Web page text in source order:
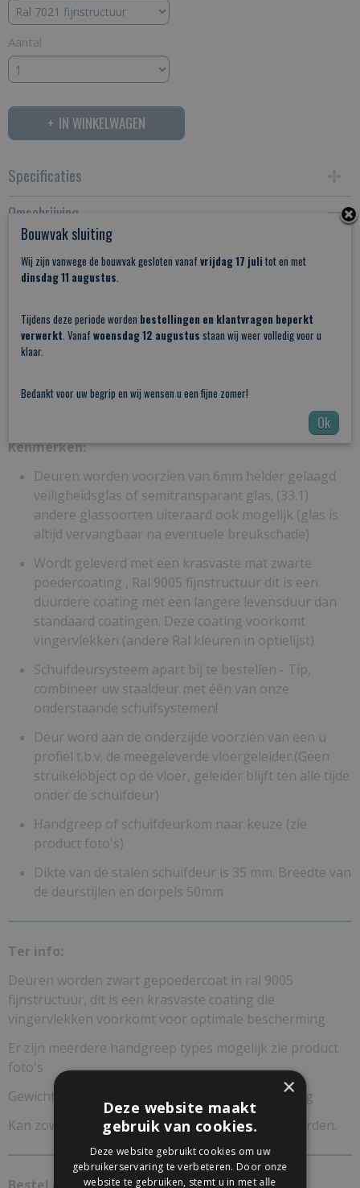
Aantal
IN WINKELWAGEN
Specificaties
Productcode
SSVNR9
Bruto gewicht
60,00 Kg
Omschrijving
Stalen Schuifdeur Vintage Nr9
Dezestalen schuifdeurheeft een uniek en tijdloos
Het gemak van een schuifdeur gecombineerd met de
trend van staal dat al decennia lang terugkomt in zowel
woon als werk ruimten
Kenmerken:
Deuren worden voorzien van 6mm helder gelaagd
veiligheidsglas of semitransparant glas. (33.1)
andere glassoorten uiteraard ook mogelijk (glas is
altijd vervangbaar na eventuele breukschade)
Wordt geleverd met een krasvaste mat zwarte
poedercoating , Ral 9005 fijnstructuur dit is een
duurdere coating met een langere levensduur dan
standaard coatingen. Deze coating voorkomt
vingervlekken (andere Ral kleuren in optielijst)
Schuifdeursysteem apart bij te bestellen - Tip,
combineer uw staaldeur met één van onze
onderstaande schuifsystemen!
Deur word aan de onderzijde voorzien van een u
profiel t.b.v. de meegeleverde vloergeleider.(Geen
struikelobject op de vloer, geleider blijft ten alle tijde
onder de schuifdeur)
Handgreep of schuifdeurkom naar keuze (zie
product foto's)
Dikte van de stalen schuifdeur is 35 mm. Breedte van
de deurstijlen en dorpels 50mm
Ter info:
Deuren worden zwart gepoedercoat in ral 9005
fijnstructuur, dit is een krasvaste coating die
vingervlekken voorkomt voor optimale bescherming
Er zijn meerdere handgreep types mogelijk zie product
foto's
Gewicht circa 60-70kg afhankelijk van maatvoering
Kan zowel aan het plafond als wand bevestigd worden.
Bouwvak sluiting
Wij zijn vanwege de bouwvak gesloten vanaf vrijdag 17 juli tot en met
dinsdag 11 augustus.
Tijdens deze periode worden bestellingen en klantvragen beperkt
verwerkt. Vanaf woensdag 12 augustus staan wij weer volledig voor u
klaar.
Bedankt voor uw begrip en wij wensen u een fijne zomer!
Ok
×
Deze website maakt
gebruik van cookies.
Deze website gebruikt cookies om uw
gebruikerservaring te verbeteren. Door onze
website te gebruiken, stemt u in met alle